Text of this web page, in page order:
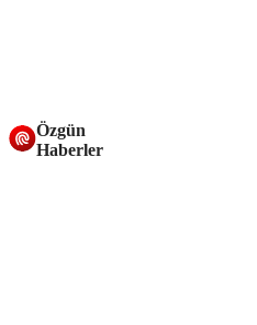
Özgün
Haberler